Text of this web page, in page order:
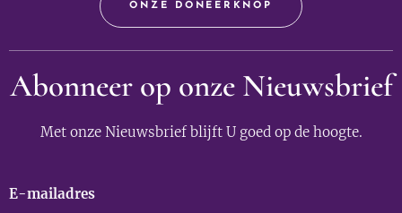
ONZE DONEERKNOP
Abonneer op onze Nieuwsbrief
Met onze Nieuwsbrief blijft U goed op de hoogte.
E-mailadres